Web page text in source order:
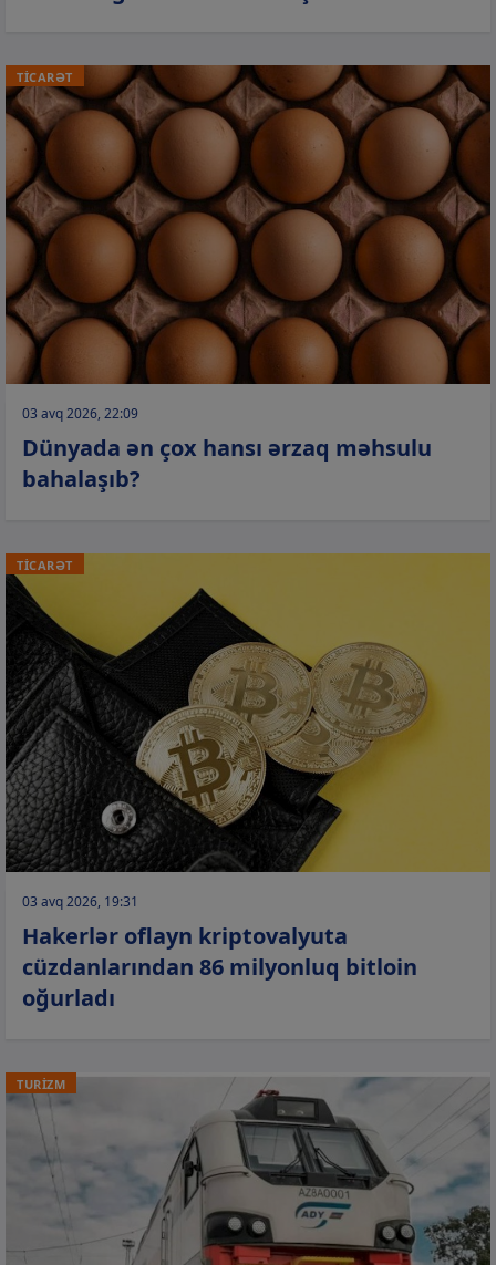
TİCARƏT
03 avq 2026, 22:09
Dünyada ən çox hansı ərzaq məhsulu
bahalaşıb?
TİCARƏT
03 avq 2026, 19:31
Hakerlər oflayn kriptovalyuta
cüzdanlarından 86 milyonluq bitloin
oğurladı
TURİZM